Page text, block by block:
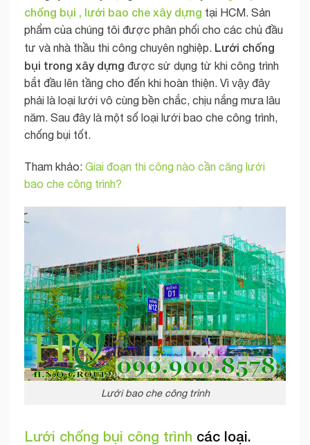
chống bụi , lưới bao che xây dựng tại HCM. Sản
phẩm của chúng tôi được phân phối cho các chủ đầu
tư và nhà thầu thi công chuyên nghiệp. Lưới chống
bụi trong xây dựng được sử dụng từ khi công trình
bắt đầu lên tầng cho đến khi hoàn thiện. Vì vậy đây
phải là loại lưới vô cùng bền chắc, chịu nắng mưa lâu
năm. Sau đây là một số loại lưới bao che công trình,
chống bụi tốt.
Tham khảo: Giai đoạn thi công nào cần căng lưới
bao che công trình?
Lưới bao che công trình
Lưới chống bụi công trình các loại.